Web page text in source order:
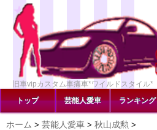
旧車vipカスタム車痛車*ワイルドスタイル*
トップ
芸能人愛車 ランキング
ホーム > 芸能人愛車 > 秋山成勲 >